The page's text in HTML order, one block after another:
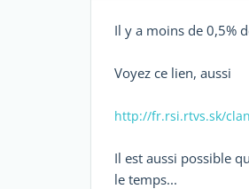
Il y a moins de 0,5%
Voyez ce lien, aussi
http://fr.rsi.rtvs.sk/
Il est aussi possible
le temps...